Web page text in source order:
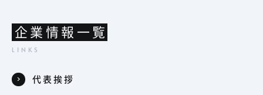
企業情報一覧
代表挨拶